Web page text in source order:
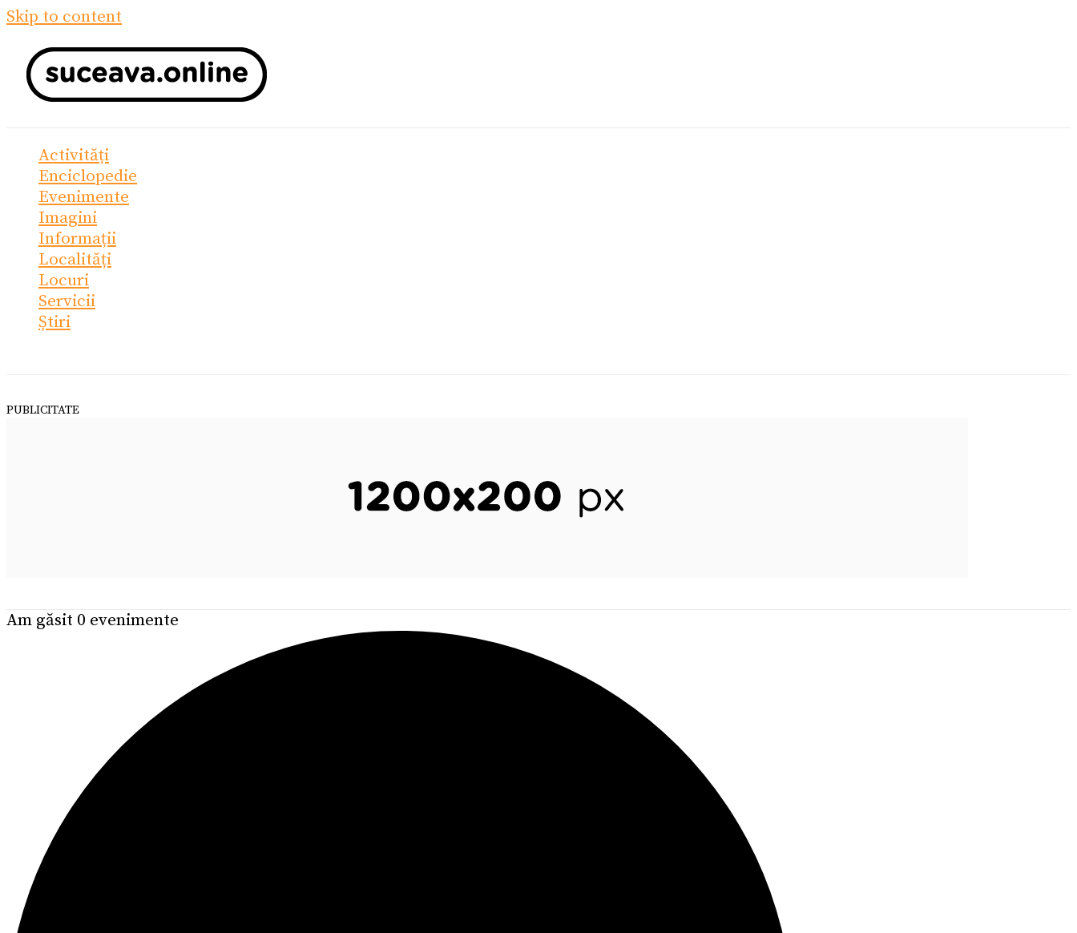
Skip to content
Activități
Enciclopedie
Evenimente
Imagini
Informații
Localități
Locuri
Servicii
Știri
PUBLICITATE
Am găsit 0 evenimente